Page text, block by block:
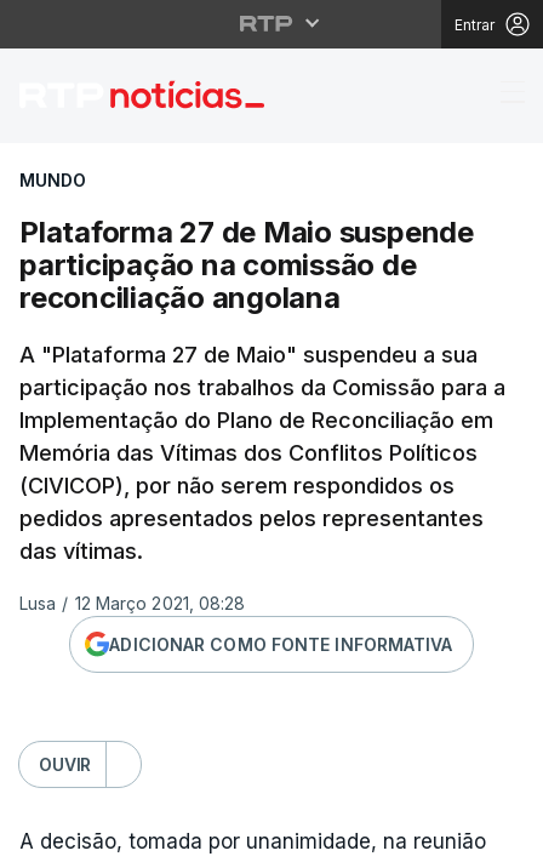
Entrar
Plataforma 27 de
MUNDO
Plataforma 27 de Maio suspende
participação na comissão de
reconciliação angolana
A "Plataforma 27 de Maio" suspendeu a sua
participação nos trabalhos da Comissão para a
Implementação do Plano de Reconciliação em
Memória das Vítimas dos Conflitos Políticos
(CIVICOP), por não serem respondidos os
pedidos apresentados pelos representantes
das vítimas.
Lusa / 12 Março 2021, 08:28
ADICIONAR COMO FONTE INFORMATIVA
OUVIR
A decisão, tomada por unanimidade, na reunião